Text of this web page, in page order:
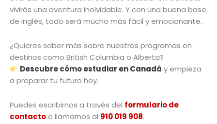
vivirás una aventura inolvidable. Y con una buena base
de inglés, todo será mucho más fácil y emocionante.
¿Quieres saber más sobre nuestros programas en
destinos como British Columbia o Alberta?
Descubre cómo estudiar en Canadá y empieza
a preparar tu futuro hoy.
Puedes escribirnos a través del formulario de
contactoo llamarnos al 910 019 908.